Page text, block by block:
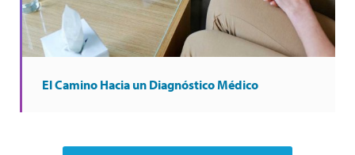
El Camino Hacia un Diagnóstico Médico